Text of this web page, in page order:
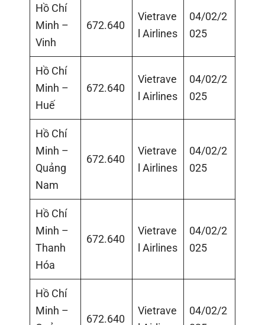
Hồ Chí
Minh –
Vinh
672.640
Vietrave
l Airlines
04/02/2
025
Hồ Chí
Minh –
Huế
672.640
Vietrave
l Airlines
04/02/2
025
Hồ Chí
Minh –
Quảng
Nam
672.640
Vietrave
l Airlines
04/02/2
025
Hồ Chí
Minh –
Thanh
Hóa
672.640
Vietrave
l Airlines
04/02/2
025
Hồ Chí
Minh –
672.640
Vietrave
04/02/2